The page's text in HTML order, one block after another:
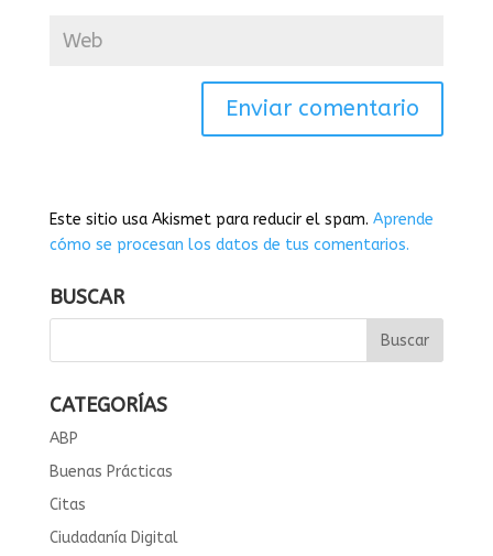
Este sitio usa Akismet para reducir el spam. Aprende
cómo se procesan los datos de tus comentarios.
BUSCAR
CATEGORÍAS
ABP
Buenas Prácticas
Citas
Ciudadanía Digital